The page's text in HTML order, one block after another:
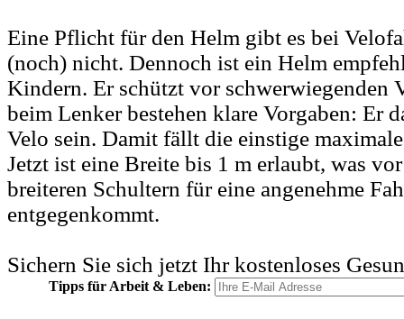
Eine Pflicht für den Helm gibt es bei
(noch) nicht. Dennoch ist ein Helm
Kindern. Er schützt vor schwerwiegenden
beim Lenker bestehen klare Vorgaben: Er
Velo sein. Damit fällt die einstige
Jetzt ist eine Breite bis 1 m erlaubt, was
breiteren Schultern für eine angenehme
entgegenkommt.
Sichern Sie sich jetzt Ihr kostenloses
Tipps für Arbeit & Leben: